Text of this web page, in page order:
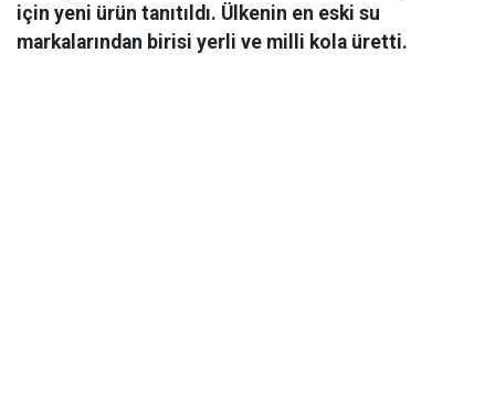
için yeni ürün tanıtıldı. Ülkenin en eski su
markalarından birisi yerli ve milli kola üretti.